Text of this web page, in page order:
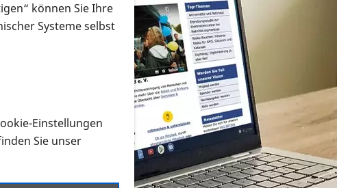
in verschiedenen Formaten an
Infonmaterial suchen und dieses bestellen bzw. herunterladen
können Sie Ihre
Systeme selbst
Einstellungen
Sie unser